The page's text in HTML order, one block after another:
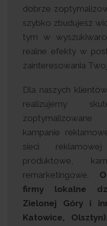
dobrze
szybko zbudujesz
tym w
realne efekty w
zainteresowania
Dla naszych
realizujemy
kampanie
sieci
produktowe,
remarketingowe.
firmy lokalne
Zielonej Góry i
Katowice,